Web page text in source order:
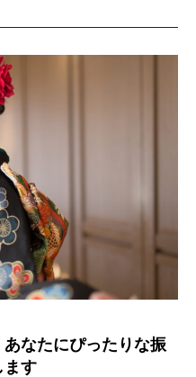
なたにぴったりな振
ます